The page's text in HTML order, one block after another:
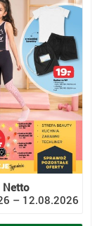
Netto
– 12.08.2026